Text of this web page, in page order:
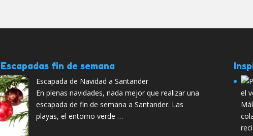
fin de semana
Escapada de Navidad a Santander
En plenas navidades, nada mejor que realizar una
escapada de fin de semana a Santander. Las
playas, el entorno verde …